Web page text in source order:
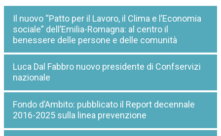
Il nuovo “Patto per il Lavoro, il Clima e l’Economia
sociale” dell’Emilia-Romagna: al centro il
benessere delle persone e delle comunità
Luca Dal Fabbro nuovo presidente di Confservizi
nazionale
Fondo d’Ambito: pubblicato il Report decennale
2016-2025 sulla linea prevenzione